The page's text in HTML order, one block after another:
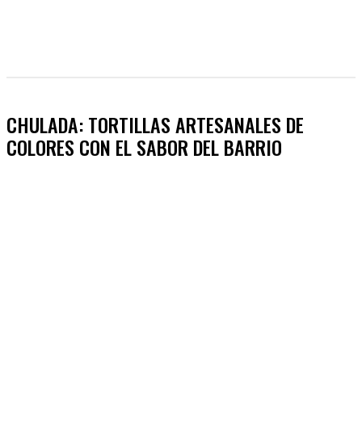
CHULADA: TORTILLAS ARTESANALES DE
COLORES CON EL SABOR DEL BARRIO